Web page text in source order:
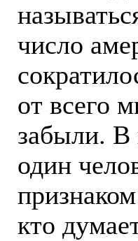
число
от всего
забыли. В
один
кто